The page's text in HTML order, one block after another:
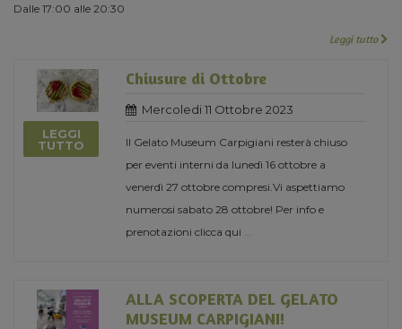
Dalle 17:00 alle 20:30
Leggi tutto
LEGGI
TUTTO
Chiusure di Ottobre
Mercoledi 11 Ottobre 2023
Il Gelato Museum Carpigiani resterà chiuso
per eventi interni da lunedì 16 ottobre a
venerdì 27 ottobre compresi.Vi aspettiamo
numerosi sabato 28 ottobre! Per info e
prenotazioni clicca qui
ALLA SCOPERTA DEL GELATO
MUSEUM CARPIGIANI!